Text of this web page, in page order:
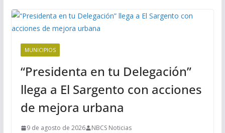
MUNICIPIOS
“Presidenta en tu Delegación”
llega a El Sargento con acciones
de mejora urbana
9 de agosto de 2026 NBCS Noticias